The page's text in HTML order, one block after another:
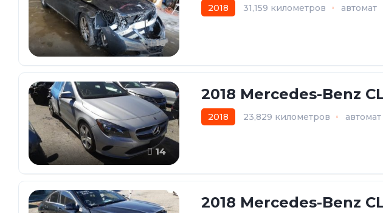
16
2018 31,159 километров автомат
14
2018 Mercedes-Benz
2018 23,829 километров автомат
2018 Mercedes-Benz